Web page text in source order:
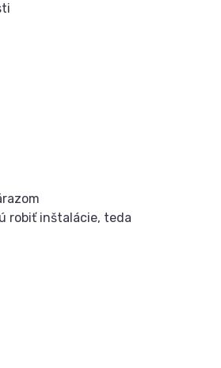
robiť inštalácie, teda